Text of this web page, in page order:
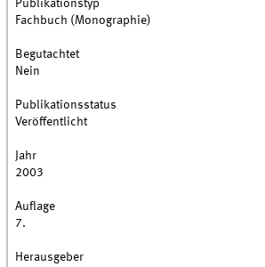
Publikationstyp
Fachbuch (Monographie)
Begutachtet
Nein
Publikationsstatus
Veröffentlicht
Jahr
2003
Auflage
7.
Herausgeber